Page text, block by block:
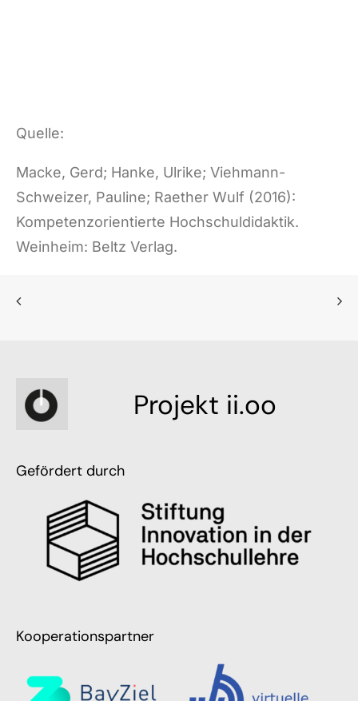
Quelle:
Macke, Gerd; Hanke, Ulrike; Viehmann-
Schweizer, Pauline; Raether Wulf (2016):
Kompetenzorientierte Hochschuldidaktik.
Weinheim: Beltz Verlag.
Projekt ii.oo
Gefördert durch
Kooperationspartner